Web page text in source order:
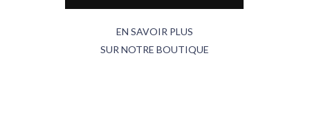
EN SAVOIR PLUS
SUR NOTRE BOUTIQUE